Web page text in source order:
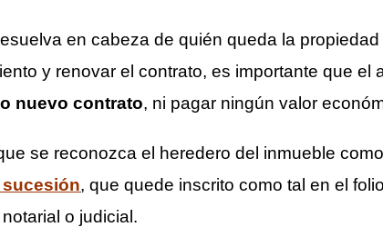
en cabeza de quién queda la
y renovar el contrato, es importante que el
nuevo contrato, ni pagar ningún valor
se reconozca el heredero del inmueble
, que quede inscrito como tal en el
o judicial.